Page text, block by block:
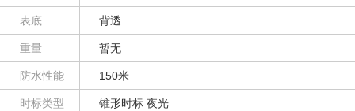
表底 背透
重量 暂无
防水性能 150米
时标类型 锥形时标 夜光